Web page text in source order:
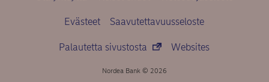
Evästeet Saavutettavuusseloste
Palautetta sivustosta Websites
Nordea Bank © 2026